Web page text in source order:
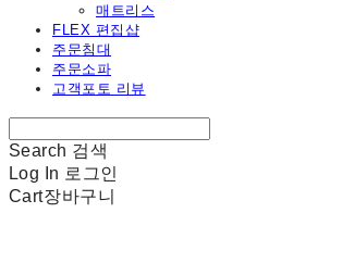
매트리스
FLEX 편집샵
주문침대
주문소파
고객포토 리뷰
Search 검색
Log In 로그인
Cart장바구니